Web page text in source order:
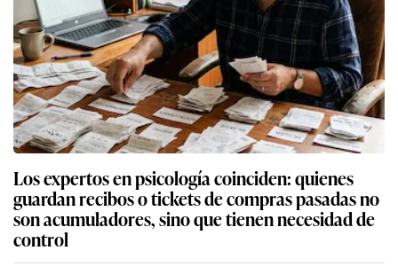
Los expertos en psicología coinciden: quienes
guardan recibos o tickets de compras pasadas no
son acumuladores, sino que tienen necesidad de
control